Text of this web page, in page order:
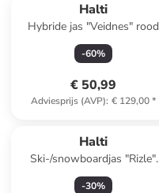
Halti
Hybride jas "Veidnes" rood
-60%
€ 50,99
Adviesprijs (AVP): € 129,00*
Halti
Ski-/snowboardjas "Rizle"
kaki/olijfgroen
-30%